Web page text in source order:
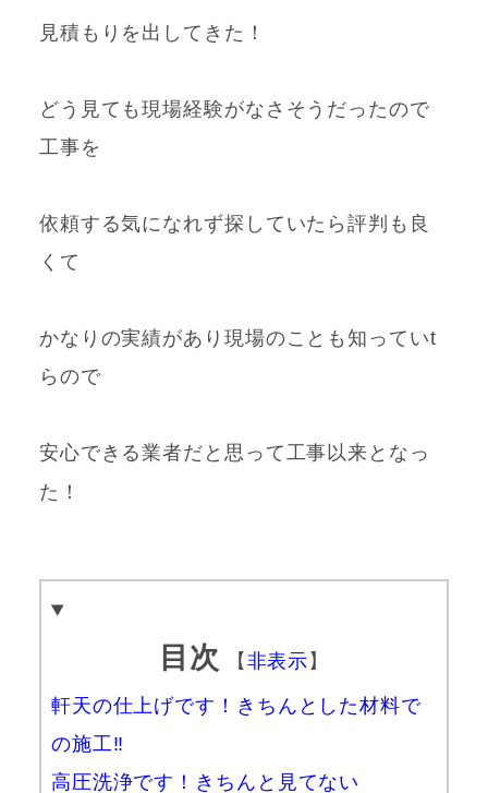
見積もりを出してきた！
どう見ても現場経験がなさそうだったので
工事を
依頼する気になれず探していたら評判も良
くて
かなりの実績があり現場のことも知っていt
らので
安心できる業者だと思って工事以来となっ
た！
目次 【 非表示 】
軒天の仕上げです！きちんとした材料で
の施工‼
高圧洗浄です！きちんと見てない